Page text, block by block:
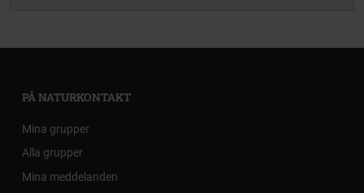
PÅ NATURKONTAKT
Mina grupper
Alla grupper
Mina meddelanden